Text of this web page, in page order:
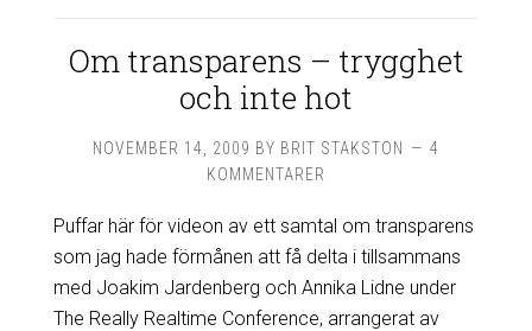
Om transparens – trygghet
och inte hot
NOVEMBER 14, 2009 BY BRIT STAKSTON
4
KOMMENTARER
Puffar här för videon av ett samtal om transparens
som jag hade förmånen att få delta i tillsammans
med Joakim Jardenberg och Annika Lidne under
The Really Realtime Conference, arrangerat av